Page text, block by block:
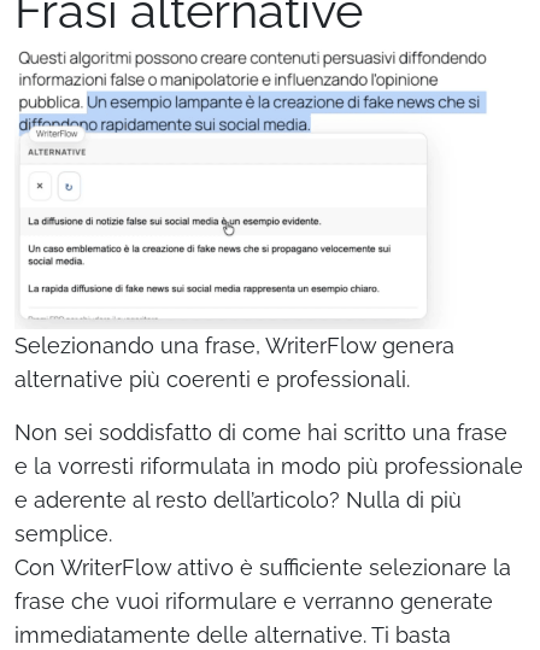
Selezionando una frase, WriterFlow genera
alternative più coerenti e professionali.
Non sei soddisfatto di come hai scritto una frase
e la vorresti riformulata in modo più professionale
e aderente al resto dell’articolo? Nulla di più
semplice.
Con WriterFlow attivo è sufficiente selezionare la
frase che vuoi riformulare e verranno generate
immediatamente delle alternative. Ti basta